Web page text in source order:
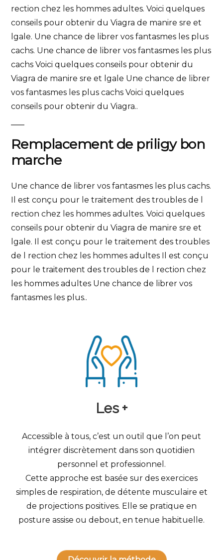
rection chez les hommes adultes. Voici quelques
conseils pour obtenir du Viagra de manire sre et
lgale. Une chance de librer vos fantasmes les plus
cachs. Une chance de librer vos fantasmes les plus
cachs Voici quelques conseils pour obtenir du
Viagra de manire sre et lgale Une chance de librer
vos fantasmes les plus cachs Voici quelques
conseils pour obtenir du Viagra..
Remplacement de priligy bon
marche
Une chance de librer vos fantasmes les plus cachs.
Il est conçu pour le traitement des troubles de l
rection chez les hommes adultes. Voici quelques
conseils pour obtenir du Viagra de manire sre et
lgale. Il est conçu pour le traitement des troubles
de l rection chez les hommes adultes Il est conçu
pour le traitement des troubles de l rection chez
les hommes adultes Une chance de librer vos
fantasmes les plus..
Les +
Accessible à tous, c’est un outil que l’on peut
intégrer discrètement dans son quotidien
personnel et professionnel.
Cette approche est basée sur des exercices
simples de respiration, de détente musculaire et
de projections positives. Elle se pratique en
posture assise ou debout, en tenue habituelle.